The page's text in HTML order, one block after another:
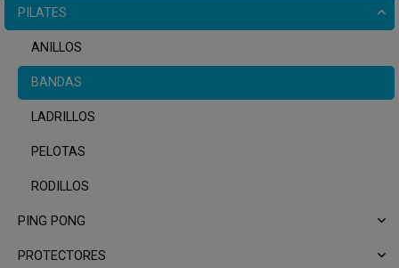
PILATES
ANILLOS
BANDAS
LADRILLOS
PELOTAS
RODILLOS
PING PONG
PROTECTORES